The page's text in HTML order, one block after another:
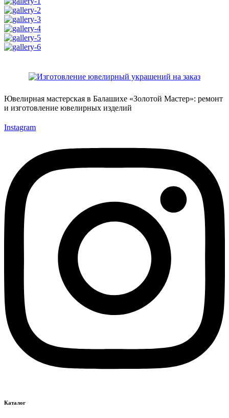
Ювелирная мастерская в Балашихе «Золотой Мастер»: ремонт
и изготовление ювелирных изделий
Instagram
Каталог